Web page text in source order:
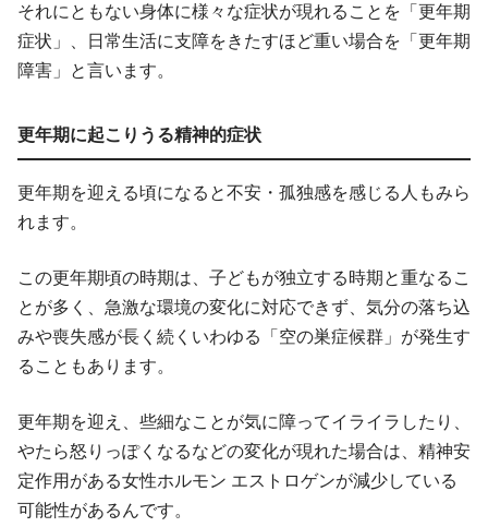
それにともない身体に様々な症状が現れることを「更年期
症状」、日常生活に支障をきたすほど重い場合を「更年期
障害」と言います。
更年期に起こりうる精神的症状
更年期を迎える頃になると不安・孤独感を感じる人もみら
れます。
この更年期頃の時期は、子どもが独立する時期と重なるこ
とが多く、急激な環境の変化に対応できず、気分の落ち込
みや喪失感が長く続くいわゆる「空の巣症候群」が発生す
ることもあります。
更年期を迎え、些細なことが気に障ってイライラしたり、
やたら怒りっぽくなるなどの変化が現れた場合は、精神安
定作用がある女性ホルモン エストロゲンが減少している
可能性があるんです。